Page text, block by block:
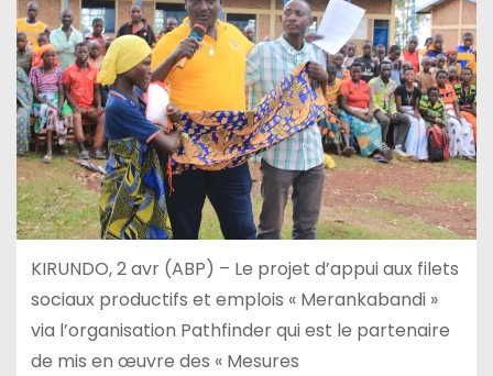
KIRUNDO, 2 avr (ABP) – Le projet d’appui aux filets
sociaux productifs et emplois « Merankabandi »
via l’organisation Pathfinder qui est le partenaire
de mis en œuvre des « Mesures